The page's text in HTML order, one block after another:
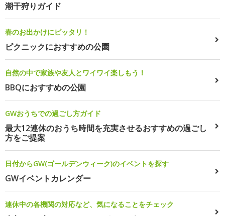
潮干狩りガイド
春のお出かけにピッタリ！
ピクニックにおすすめの公園
自然の中で家族や友人とワイワイ楽しもう！
BBQにおすすめの公園
GWおうちでの過ごし方ガイド
最大12連休のおうち時間を充実させるおすすめの過ごし
方をご提案
日付からGW(ゴールデンウィーク)のイベントを探す
GWイベントカレンダー
連休中の各機関の対応など、気になることをチェック